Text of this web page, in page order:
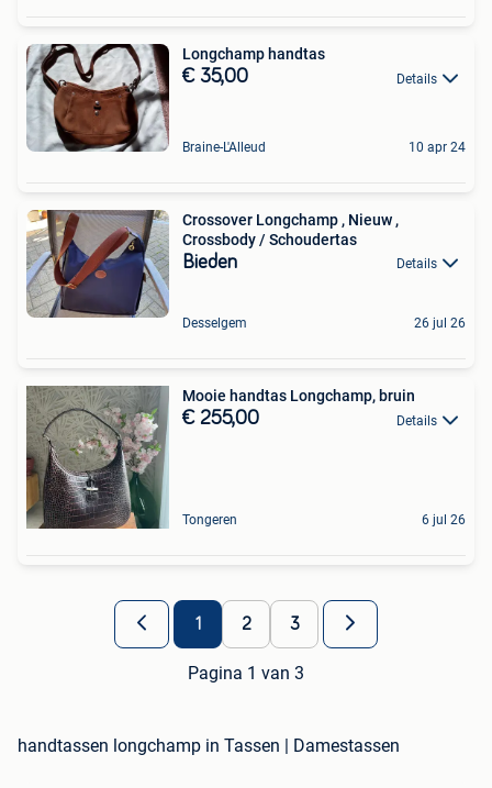
Longchamp handtas
€ 35,00 Details
Braine-L'Alleud 10 apr 24
Crossover Longchamp , Nieuw ,
Crossbody / Schoudertas
Bieden Details
Desselgem 26 jul 26
Mooie handtas Longchamp, bruin
€ 255,00 Details
Tongeren 6 jul 26
1 2 3
Pagina 1 van 3
handtassen longchamp in Tassen | Damestassen